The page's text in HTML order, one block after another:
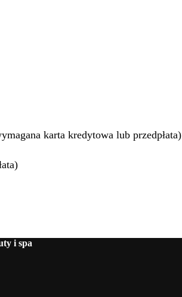
karta kredytowa lub przedpłata)
i spa